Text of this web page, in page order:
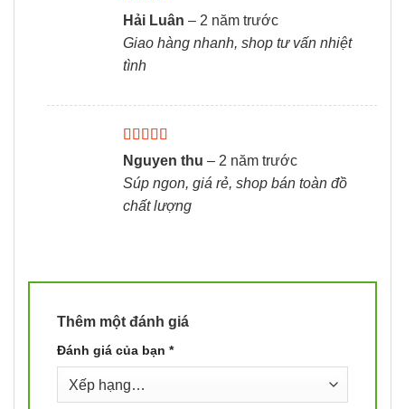
Được xếp
hạng55 sao
Hải Luân – 2 năm trước
Giao hàng nhanh, shop tư vấn nhiệt
tình
Được xếp
hạng5 5 sao
Nguyen thu – 2 năm trước
Súp ngon, giá rẻ, shop bán toàn đồ
chất lượng
Thêm một đánh giá
Đánh giá của bạn *